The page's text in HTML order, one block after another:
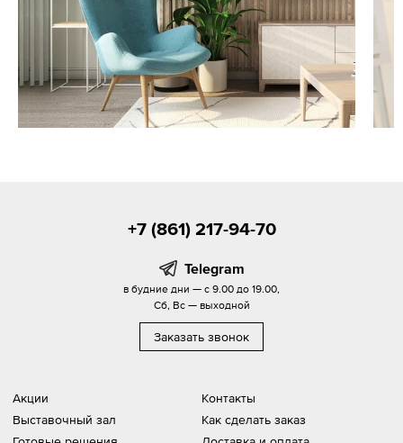
Акции
Выставочный зал
Контакты
Как сделать заказ
+7 (861) 217-94-70
Telegram
в будние дни — с 9.00 до 19.00,
Сб, Вс — выходной
Заказать звонок